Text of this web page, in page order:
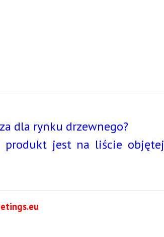
dla rynku drzewnego?
produkt jest na liście objętej